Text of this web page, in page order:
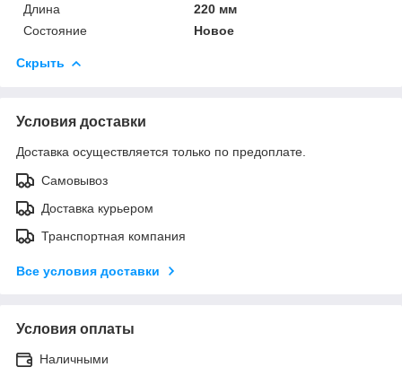
Длина
220 мм
Состояние
Новое
Скрыть
Условия доставки
Доставка осуществляется только по предоплате.
Самовывоз
Доставка курьером
Транспортная компания
Все условия доставки
Условия оплаты
Наличными